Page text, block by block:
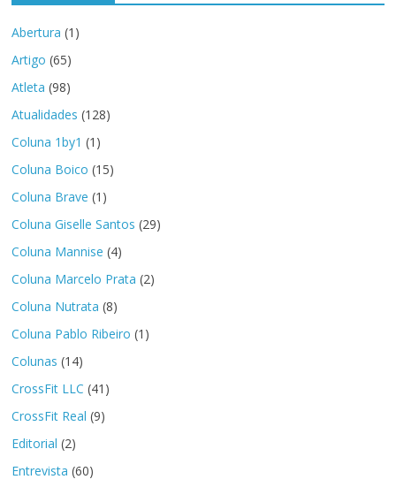
Abertura (1)
Artigo (65)
Atleta (98)
Atualidades (128)
Coluna 1by1 (1)
Coluna Boico (15)
Coluna Brave (1)
Coluna Giselle Santos (29)
Coluna Mannise (4)
Coluna Marcelo Prata (2)
Coluna Nutrata (8)
Coluna Pablo Ribeiro (1)
Colunas (14)
CrossFit LLC (41)
CrossFit Real (9)
Editorial (2)
Entrevista (60)